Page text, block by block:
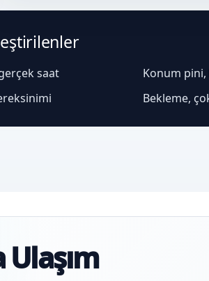
saat
Konum
Bekleme,